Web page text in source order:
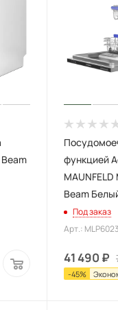
функцией
Beam
Под заказ
Арт.:
41 490 ₽
-45%